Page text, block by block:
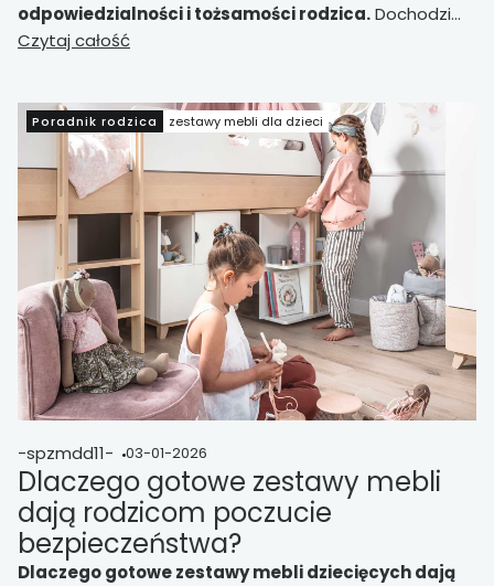
odpowiedzialności i tożsamości rodzica.Dochodzi
presja ocen i lęk przed pomyłką.
Czytaj całość
Poradnik rodzica zestawy mebli dla dzieci
-spzmdd11- 03-01-2026
Dlaczego gotowe zestawy mebli
dają rodzicom poczucie
bezpieczeństwa?
Dlaczego gotowe zestawy mebli dziecięcych dają